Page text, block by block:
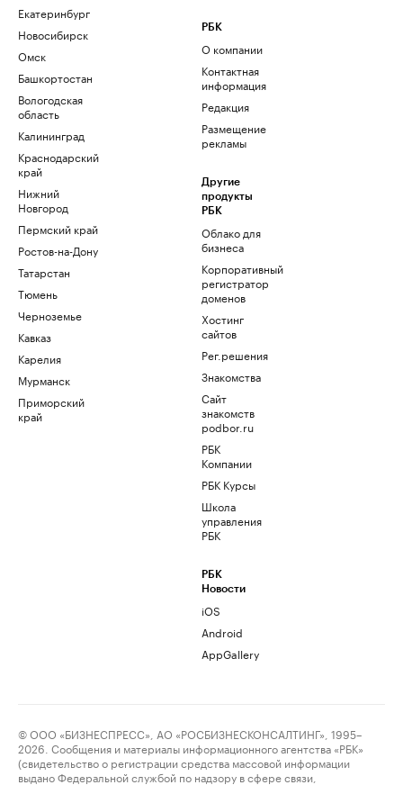
Екатеринбург
Новосибирск
Омск
Башкортостан
Вологодская
область
Калининград
Краснодарский
край
Нижний
Новгород
Пермский край
Ростов-на-Дону
Татарстан
Тюмень
Черноземье
Кавказ
Карелия
Мурманск
Приморский
край
РБК
О компании
Контактная
информация
Редакция
Размещение
рекламы
Другие
продукты
РБК
Облако для
бизнеса
Корпоративный
регистратор
доменов
Хостинг
сайтов
Рег.решения
Знакомства
Сайт
знакомств
podbor.ru
РБК
Компании
РБК Курсы
Школа
управления
РБК
РБК
Новости
iOS
Android
AppGallery
© ООО «БИЗНЕСПРЕСС», АО «РОСБИЗНЕСКОНСАЛТИНГ», 1995–
2026. Сообщения и материалы информационного агентства «РБК»
(свидетельство о регистрации средства массовой информации
выдано Федеральной службой по надзору в сфере связи,